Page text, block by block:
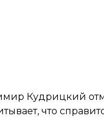
Кудрицкий
что